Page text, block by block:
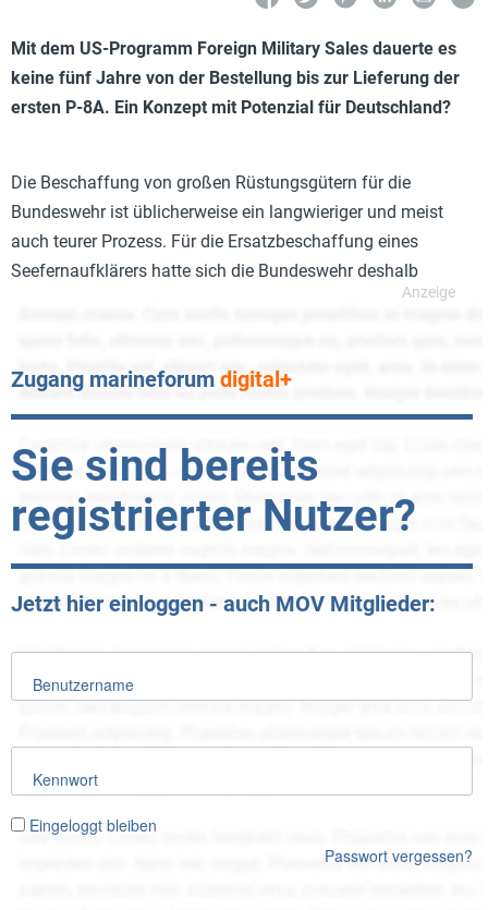
Mit dem US-Programm Foreign Military Sales dauerte es
keine fünf Jahre von der Bestellung bis zur Lieferung der
ersten P-8A. Ein Konzept mit Potenzial für Deutschland?
Die Beschaffung von großen Rüstungsgütern für die
Bundeswehr ist üblicherweise ein langwieriger und meist
auch teurer Prozess. Für die Ersatzbeschaffung eines
Seefernaufklärers hatte sich die Bundeswehr deshalb
Zugang marineforum digital+
Sie sind bereits
registrierter Nutzer?
Jetzt hier einloggen - auch MOV Mitglieder:
Benutzername
Kennwort
Eingeloggt bleiben
Passwort vergessen?